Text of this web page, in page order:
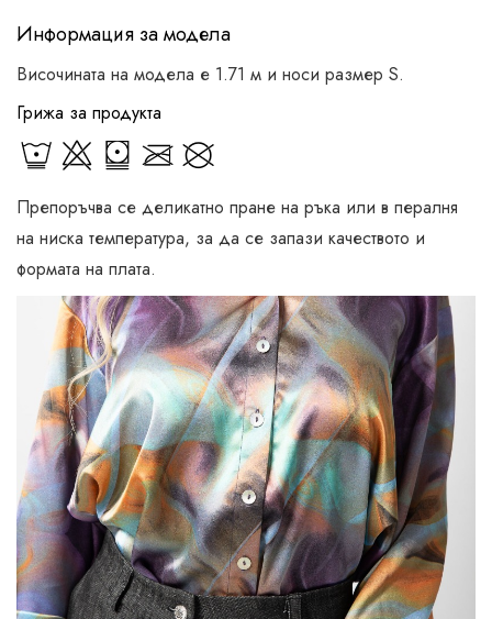
Информация за модела
Височината на модела е 1.71 м и носи размер S.
Грижа за продукта
Препоръчва се деликатно пране на ръка или в пералня
на ниска температура, за да се запази качеството и
формата на плата.